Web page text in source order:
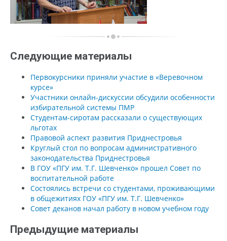
Следующие материалы
Первокурсники приняли участие в «Веревочном
курсе»
Участники онлайн-дискуссии обсудили особенности
избирательной системы ПМР
Студентам-сиротам рассказали о существующих
льготах
Правовой аспект развития Приднестровья
Круглый стол по вопросам административного
законодательства Приднестровья
В ГОУ «ПГУ им. Т.Г. Шевченко» прошел Совет по
воспитательной работе
Состоялись встречи со студентами, проживающими
в общежитиях ГОУ «ПГУ им. Т.Г. Шевченко»
Совет деканов начал работу в новом учебном году
Предыдущие материалы